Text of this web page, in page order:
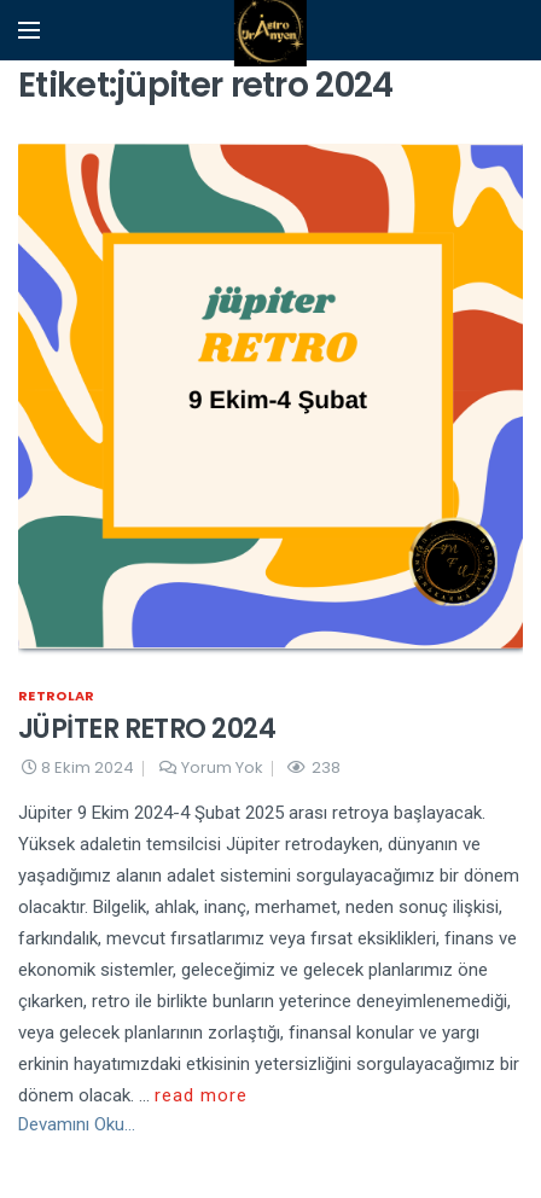
Etiket:jüpiter retro 2024
RETROLAR
JÜPİTER RETRO 2024
8 Ekim 2024 Yorum Yok 238
Jüpiter 9 Ekim 2024-4 Şubat 2025 arası retroya başlayacak.
Yüksek adaletin temsilcisi Jüpiter retrodayken, dünyanın ve
yaşadığımız alanın adalet sistemini sorgulayacağımız bir dönem
olacaktır. Bilgelik, ahlak, inanç, merhamet, neden sonuç ilişkisi,
farkındalık, mevcut fırsatlarımız veya fırsat eksiklikleri, finans ve
ekonomik sistemler, geleceğimiz ve gelecek planlarımız öne
çıkarken, retro ile birlikte bunların yeterince deneyimlenemediği,
veya gelecek planlarının zorlaştığı, finansal konular ve yargı
erkinin hayatımızdaki etkisinin yetersizliğini sorgulayacağımız bir
dönem olacak. ... read more
Devamını Oku...